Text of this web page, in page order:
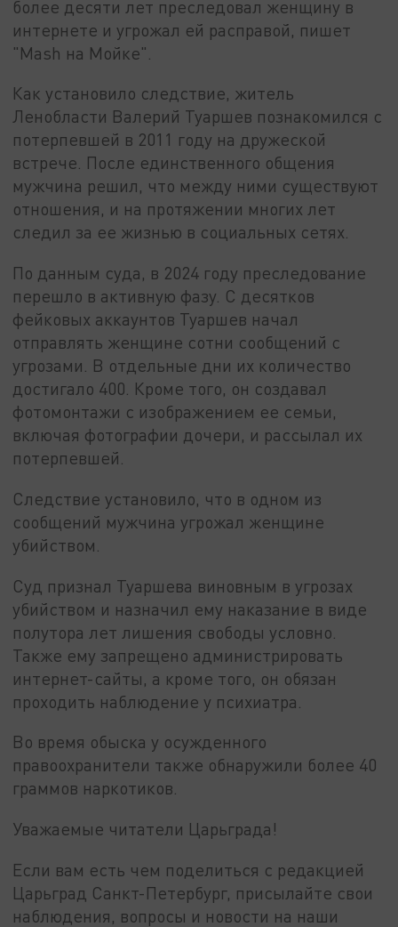
более десяти лет преследовал женщину в
интернете и угрожал ей расправой, пишет
"Mash на Мойке".
Как установило следствие, житель
Ленобласти Валерий Туаршев познакомился с
потерпевшей в 2011 году на дружеской
встрече. После единственного общения
мужчина решил, что между ними существуют
отношения, и на протяжении многих лет
следил за ее жизнью в социальных сетях.
По данным суда, в 2024 году преследование
перешло в активную фазу. С десятков
фейковых аккаунтов Туаршев начал
отправлять женщине сотни сообщений с
угрозами. В отдельные дни их количество
достигало 400. Кроме того, он создавал
фотомонтажи с изображением ее семьи,
включая фотографии дочери, и рассылал их
потерпевшей.
Следствие установило, что в одном из
сообщений мужчина угрожал женщине
убийством.
Суд признал Туаршева виновным в угрозах
убийством и назначил ему наказание в виде
полутора лет лишения свободы условно.
Также ему запрещено администрировать
интернет-сайты, а кроме того, он обязан
проходить наблюдение у психиатра.
Во время обыска у осужденного
правоохранители также обнаружили более 40
граммов наркотиков.
Уважаемые читатели Царьграда!
Если вам есть чем поделиться с редакцией
Царьград Санкт-Петербург, присылайте свои
наблюдения, вопросы и новости на наши